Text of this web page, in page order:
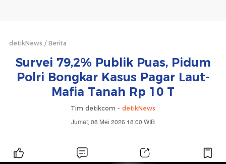
detikNews Berita
Survei 79,2% Publik Puas, Pidum
Polri Bongkar Kasus Pagar Laut-
Mafia Tanah Rp 10 T
Tim detikcom - detikNews
Jumat, 08 Mei 2026 18:00 WIB